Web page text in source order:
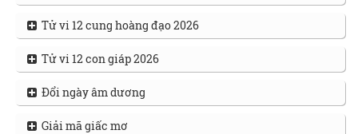
Tử vi 12 cung hoàng đạo 2026
Tử vi 12 con giáp 2026
Đổi ngày âm dương
Giải mã giấc mơ